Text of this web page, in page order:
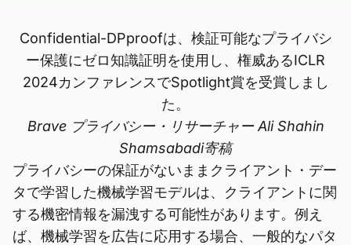
Confidential-DPproofは、検証可能なプライバシ
ー保護にゼロ知識証明を使用し、権威あるICLR
2024カンファレンスでSpotlight賞を受賞しまし
た。
Brave プライバシー・リサーチャー Ali Shahin
Shamsabadi寄稿
プライバシーの保証がないままクライアント・デー
タで学習した機械学習モデルは、クライアントに関
する機密情報を漏洩する可能性があります。例え
ば、機械学習を広告に応用する場合、一般的なパタ